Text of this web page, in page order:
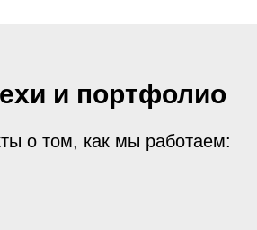
и портфолио
о том, как мы работаем: